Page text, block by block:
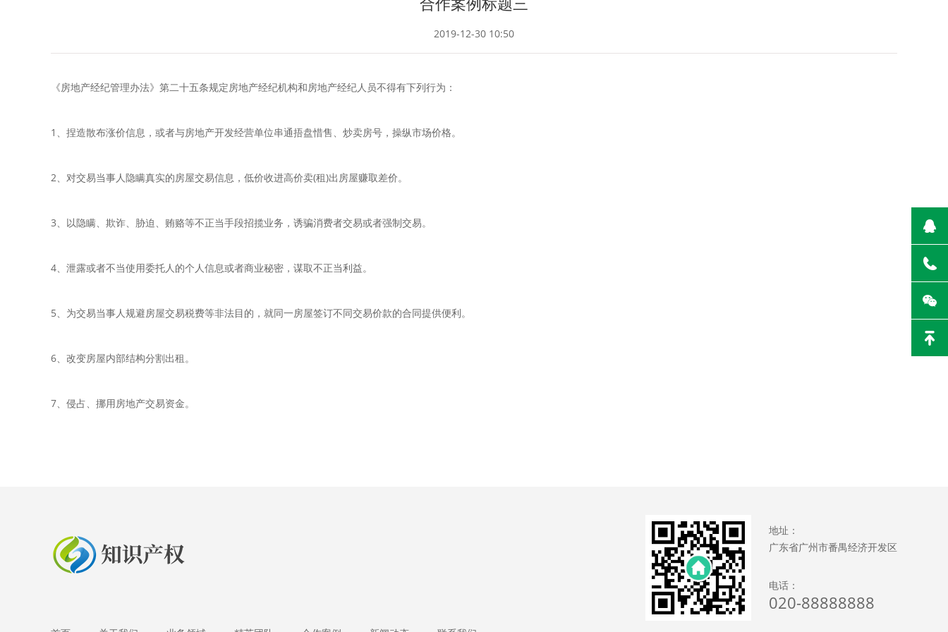
2019-12-30 10:50
《房地产经纪管理办法》第二十五条规定房地产经纪机构和房地产经纪人员不得有下列行为：
1、捏造散布涨价信息，或者与房地产开发经营单位串通捂盘惜售、炒卖房号，操纵市场价格。
2、对交易当事人隐瞒真实的房屋交易信息，低价收进高价卖(租)出房屋赚取差价。
3、以隐瞒、欺诈、胁迫、贿赂等不正当手段招揽业务，诱骗消费者交易或者强制交易。
4、泄露或者不当使用委托人的个人信息或者商业秘密，谋取不正当利益。
5、为交易当事人规避房屋交易税费等非法目的，就同一房屋签订不同交易价款的合同提供便利。
6、改变房屋内部结构分割出租。
7、侵占、挪用房地产交易资金。
地址：
广东省广州市番禺经济开发区
电话：
020-88888888